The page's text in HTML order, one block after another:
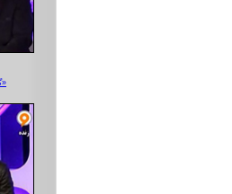
گفت‌وگو با «موحد سریعی» و «کریم»